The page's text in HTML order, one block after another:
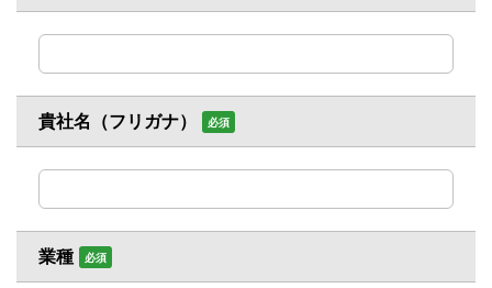
貴社名（フリガナ） 必須
業種 必須